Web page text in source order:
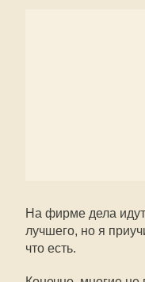
На фирме дела
лучшего, но я
что есть.